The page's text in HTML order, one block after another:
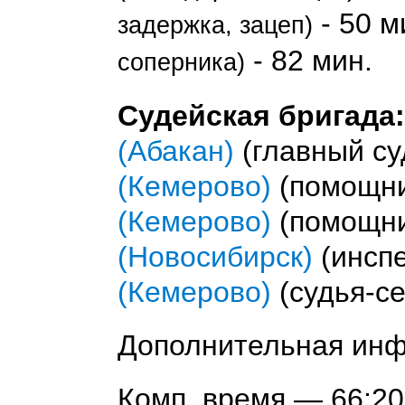
задержка, зацеп) - 50
соперника) - 82 мин.
Судейская бригада:
(Абакан) (главный
(Кемерово)
(Кемерово)
(Новосибирск)
(Кемерово) (судья-
Дополнительная